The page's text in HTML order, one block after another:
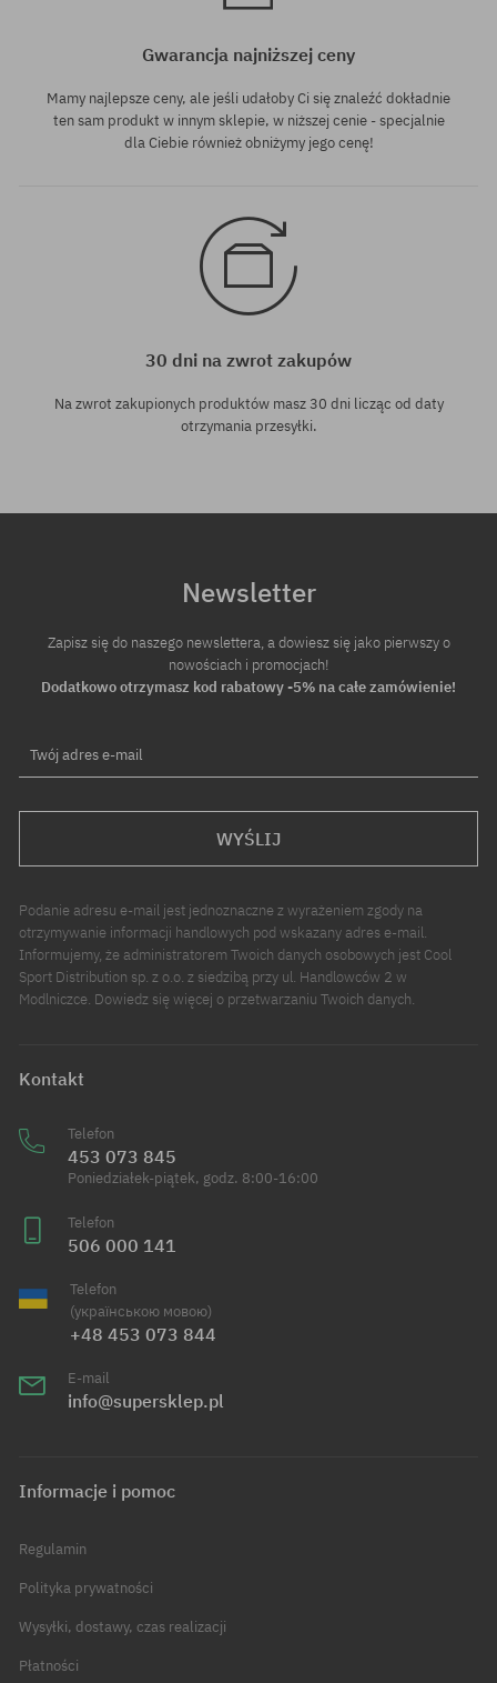
Gwarancja najniższej ceny
Mamy najlepsze ceny, ale jeśli udałoby Ci się znaleźć dokładnie
ten sam produkt w innym sklepie, w niższej cenie - specjalnie
dla Ciebie również obniżymy jego cenę!
30 dni na zwrot zakupów
Na zwrot zakupionych produktów masz 30 dni licząc od daty
otrzymania przesyłki.
Newsletter
Zapisz się do naszego newslettera, a dowiesz się jako pierwszy o
nowościach i promocjach!
Dodatkowo otrzymasz kod rabatowy -5% na całe zamówienie!
Twój adres e-mail
WYŚLIJ
Podanie adresu e-mail jest jednoznaczne z wyrażeniem zgody na
otrzymywanie informacji handlowych pod wskazany adres e-mail.
Informujemy, że administratorem Twoich danych osobowych jest Cool
Sport Distribution sp. z o.o. z siedzibą przy ul. Handlowców 2 w
Modlniczce. Dowiedz się więcej o przetwarzaniu Twoich danych.
Kontakt
Telefon
453 073 845
Poniedziałek-piątek, godz. 8:00-16:00
Telefon
506 000 141
Telefon
(українською мовою)
+48 453 073 844
E-mail
info@supersklep.pl
Informacje i pomoc
Regulamin
Polityka prywatności
Wysyłki, dostawy, czas realizacji
Płatności